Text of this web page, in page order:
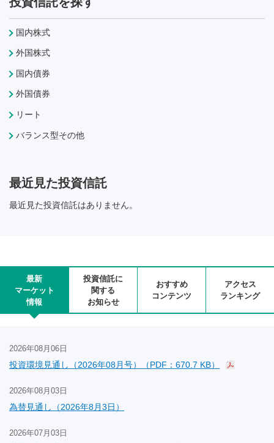
国内株式
外国株式
国内債券
外国債券
リート
バランス型その他
最近見た投資信託
最近見た投資信託はありません。
最新
マーケット
情報
投資信託に
関する
お知らせ
おすすめ
コンテンツ
アクセス
ランキング
2026年08月06日
投資環境見通し（2026年08月号）（PDF：670.7 KB）
2026年08月03日
為替見通し（2026年8月3日）
2026年07月03日